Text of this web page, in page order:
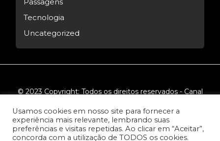
Tecnologia
Uncategorized
© 2023 Copyright: Todos os direitos reservados - Canal
Usamos cookies em nosso site para fornecer a
experiência mais relevante, lembrando suas
preferências e visitas repetidas. Ao clicar em “Aceitar”,
concorda com a utilização de TODOS os cookies.